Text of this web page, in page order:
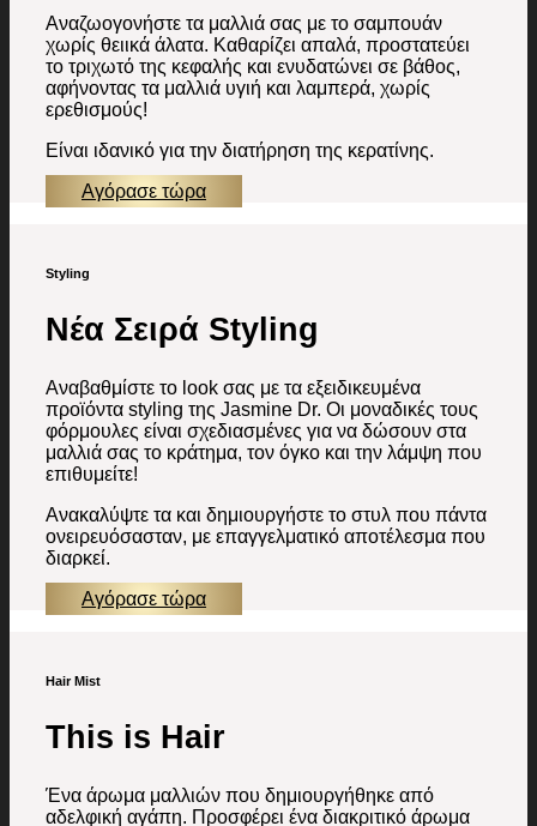
Αναζωογονήστε τα μαλλιά σας με το σαμπουάν
χωρίς θειικά άλατα. Καθαρίζει απαλά, προστατεύει
το τριχωτό της κεφαλής και ενυδατώνει σε βάθος,
αφήνοντας τα μαλλιά υγιή και λαμπερά, χωρίς
ερεθισμούς!
Είναι ιδανικό για την διατήρηση της κερατίνης.
Αγόρασε τώρα
Styling
Νέα Σειρά Styling
Αναβαθμίστε το look σας με τα εξειδικευμένα
προϊόντα styling της Jasmine Dr. Οι μοναδικές τους
φόρμουλες είναι σχεδιασμένες για να δώσουν στα
μαλλιά σας το κράτημα, τον όγκο και την λάμψη που
επιθυμείτε!
Ανακαλύψτε τα και δημιουργήστε το στυλ που πάντα
ονειρευόσασταν, με επαγγελματικό αποτέλεσμα που
διαρκεί.
Αγόρασε τώρα
Hair Mist
This is Hair
Ένα άρωμα μαλλιών που δημιουργήθηκε από
αδελφική αγάπη. Προσφέρει ένα διακριτικό άρωμα